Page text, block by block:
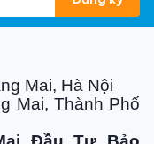
tiến
tiến nhất hiện
tiêu dùng
kiệm chi phí hóa
êm ái, biên độ
Mai, Hà Nội
Mai, Thành Phố